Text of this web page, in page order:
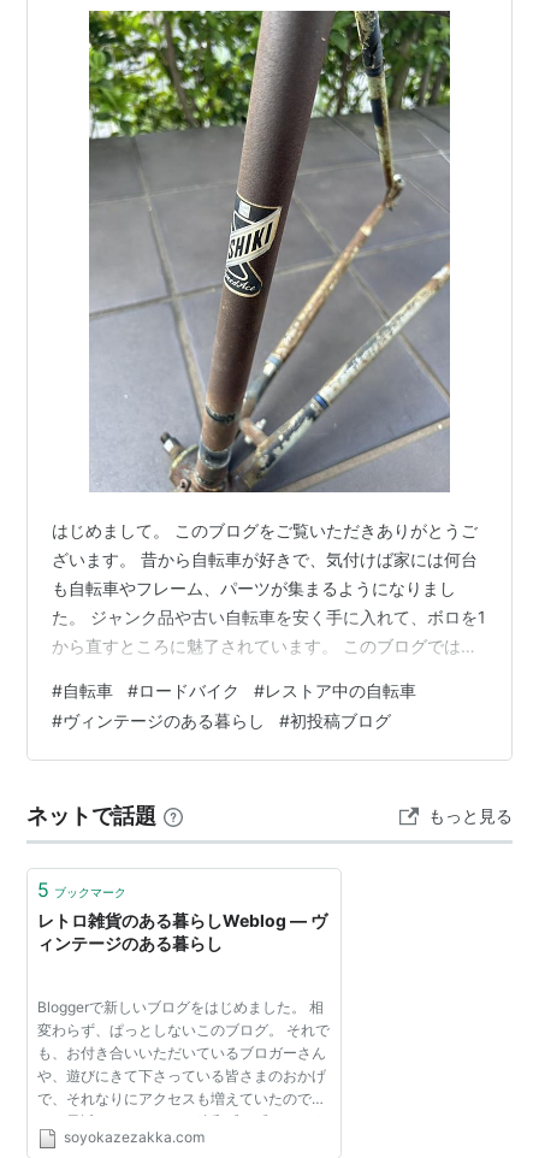
はじめまして。 このブログをご覧いただきありがとうご
ざいます。 昔から自転車が好きで、気付けば家には何台
も自転車やフレーム、パーツが集まるようになりまし
た。 ジャンク品や古い自転車を安く手に入れて、ボロを1
から直すところに魅了されています。 このブログでは、
自転車の分解・整備 珍しいフレームやパーツの紹介 お金
をかけないカスタム 「これって本当に使えるの？」とい
う検証 を中心に記録していこうと思います。 プロショッ
敗しながら学んだことをできるだけ分かりやすく残して
いくのがこのブログのコンセ…
#自転車 #ロードバイク #レストア中の自転車
#ヴィンテージのある暮らし #初投稿ブログ
ネットで話題 もっと見る
5 ブックマーク
レトロ雑貨のある暮らしWeblog — ヴ
ィンテージのある暮らし
Bloggerで新しいブログをはじめました。 相
変わらず、ぱっとしないこのブログ。 それで
も、お付き合いいただいているブロガーさん
や、遊びにきて下さっている皆さまのおかげ
で、それなりにアクセスも増えていたのです
が、最近Blogタイトルに違和感を感じるよう
になってきました。 つづきを読む→ ミルク
soyokazezakka.com